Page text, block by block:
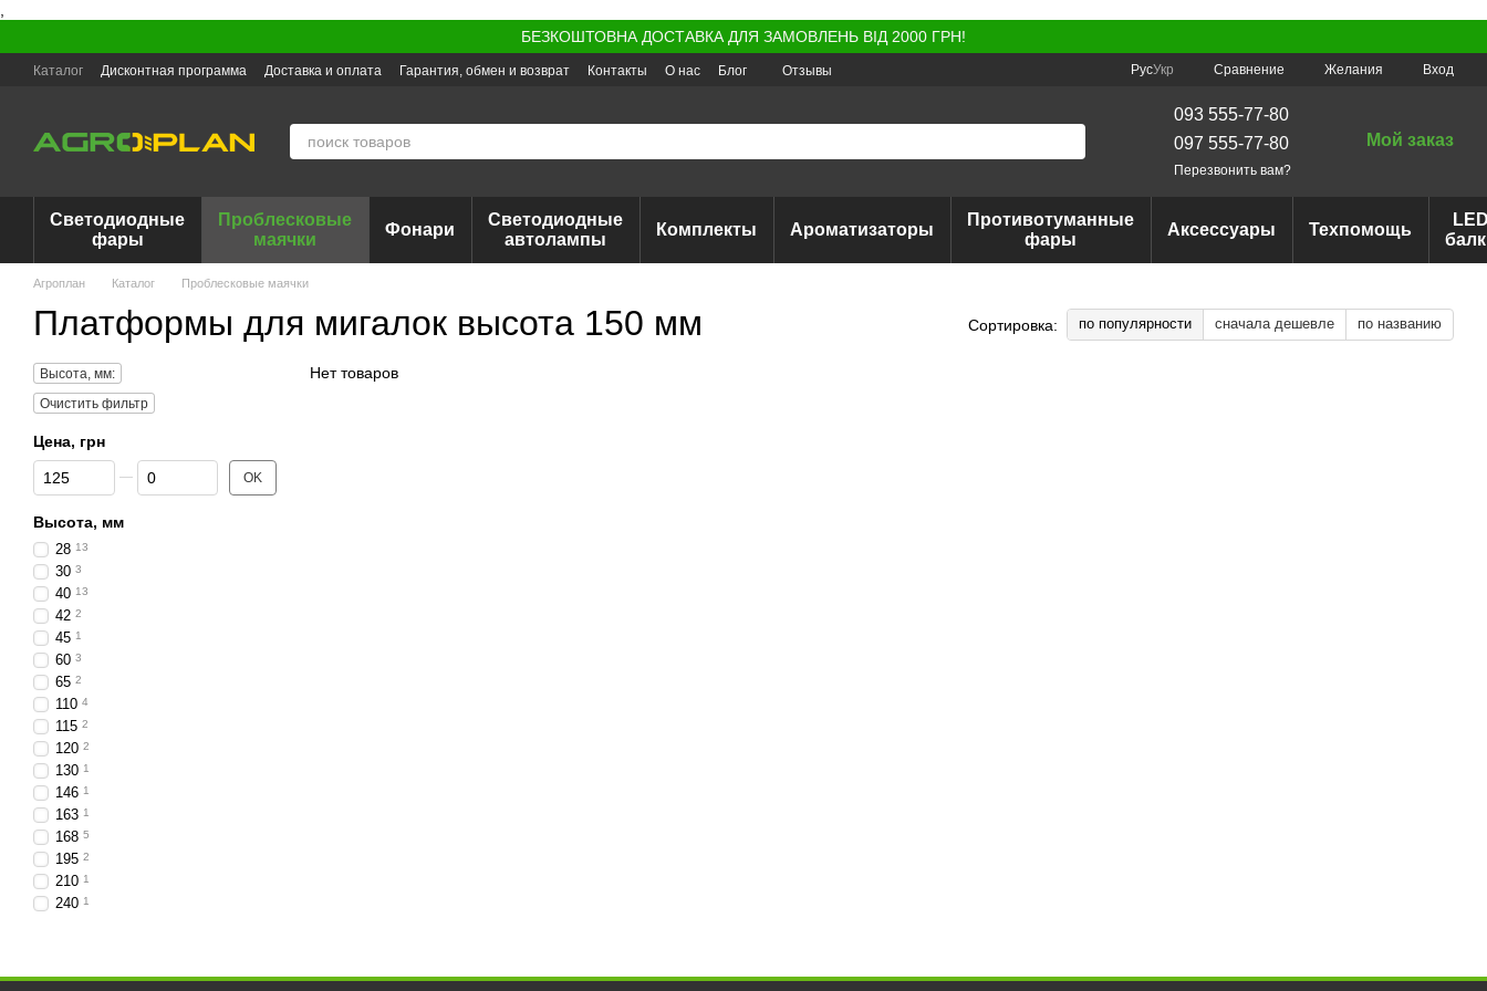
БЕЗКОШТОВНА ДОСТАВКА ДЛЯ ЗАМОВЛЕНЬ ВІД 2000 ГРН!
Каталог Дисконтная программа Доставка и оплата Гарантия, обмен и возврат Контакты О нас Блог Отзывы РусУкр Сравнение Желания Вход
093 555-77-80
097 555-77-80
Перезвонить вам?
Мой заказ
Светодиодные
фары
Проблесковые
маячки
Фонари
Светодиодные
автолампы
Комплекты Ароматизаторы
Противотуманные
фары
Аксессуары Техпомощь
Агроплан Каталог Проблесковые маячки
Платформы для мигалок высота 150 мм Сортировка: по популярности сначала дешевле по названию
Нет товаров
Высота, мм:
Очистить фильтр
Цена, грн
От Цена, грн
До Цена, грн OK
Высота, мм
28 13
30 3
40 13
42 2
45 1
60 3
65 2
110 4
115 2
120 2
130 1
146 1
163 1
168 5
195 2
210 1
240 1